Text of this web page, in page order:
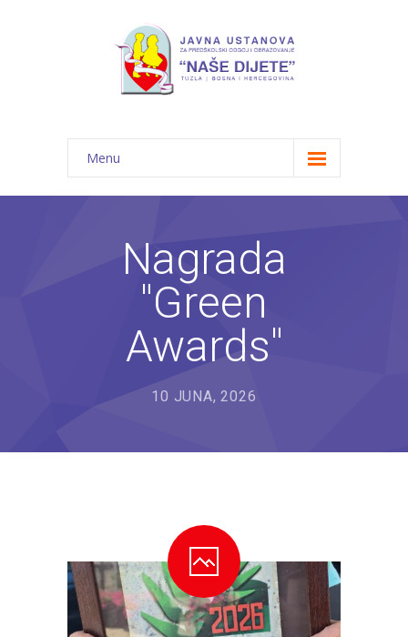
Menu
Početna
O nama
-- JU "Naše dijete"
---- Lastavica
---- Pčelica
Nagrada
"Green
Awards"
10 JUNA, 2026